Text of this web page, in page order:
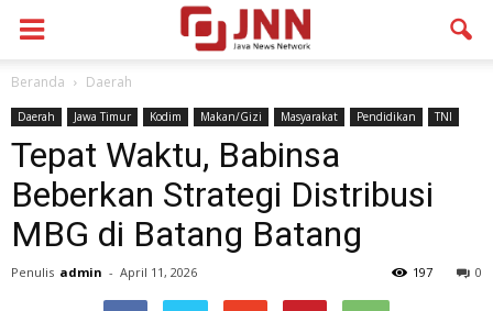
Beranda Daerah
Daerah Jawa Timur Kodim Makan/Gizi Masyarakat Pendidikan TNI
Tepat Waktu, Babinsa
Beberkan Strategi Distribusi
MBG di Batang Batang
Penulis admin - April 11, 2026 0
197